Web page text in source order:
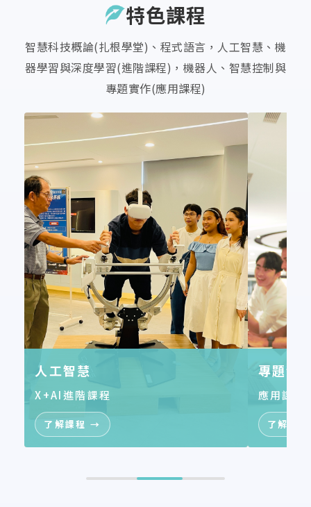
特色課程
智慧科技概論(扎根學堂)、程式語言，人工智慧、機
器學習與深度學習(進階課程)，機器人、智慧控制與
專題實作(應用課程)
人工智慧
X+AI進階課程
了解課程 →
專題實
應用課程
了解課